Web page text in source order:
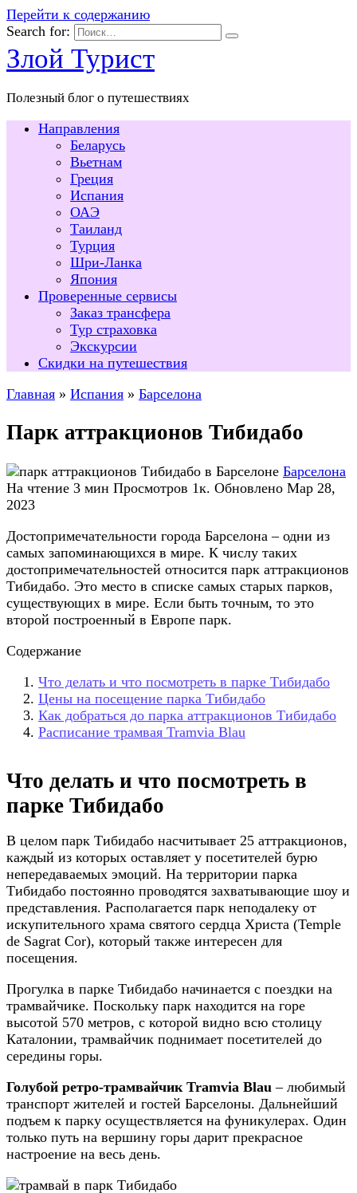
Перейти к содержанию
Search for:
Злой Турист
Полезный блог о путешествиях
Направления
Беларусь
Вьетнам
Греция
Испания
ОАЭ
Таиланд
Турция
Шри-Ланка
Япония
Проверенные сервисы
Заказ трансфера
Тур страховка
Экскурсии
Скидки на путешествия
Главная » Испания » Барселона
Парк аттракционов Тибидабо
Барселона
На чтение 3 мин Просмотров 1к. Обновлено Мар 28,
2023
Достопримечательности города Барселона – одни из
самых запоминающихся в мире. К числу таких
достопримечательностей относится парк аттракционов
Тибидабо. Это место в списке самых старых парков,
существующих в мире. Если быть точным, то это
второй построенный в Европе парк.
Содержание
Что делать и что посмотреть в парке Тибидабо
Цены на посещение парка Тибидабо
Как добраться до парка аттракционов Тибидабо
Расписание трамвая Tramvia Blau
Что делать и что посмотреть в
парке Тибидабо
В целом парк Тибидабо насчитывает 25 аттракционов,
каждый из которых оставляет у посетителей бурю
непередаваемых эмоций. На территории парка
Тибидабо постоянно проводятся захватывающие шоу и
представления. Располагается парк неподалеку от
искупительного храма святого сердца Христа (Temple
de Sagrat Cor), который также интересен для
посещения.
Прогулка в парке Тибидабо начинается с поездки на
трамвайчике. Поскольку парк находится на горе
высотой 570 метров, с которой видно всю столицу
Каталонии, трамвайчик поднимает посетителей до
середины горы.
Голубой ретро-трамвайчик Tramvia Blau – любимый
транспорт жителей и гостей Барселоны. Дальнейший
подъем к парку осуществляется на фуникулерах. Один
только путь на вершину горы дарит прекрасное
настроение на весь день.